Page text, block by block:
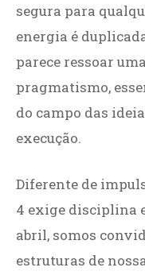
segura para
energia é
parece ressoar
pragmatismo,
do campo das
execução.
Diferente de
4 exige disciplina
abril, somos
estruturas de